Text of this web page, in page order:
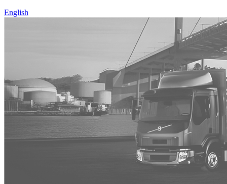
English